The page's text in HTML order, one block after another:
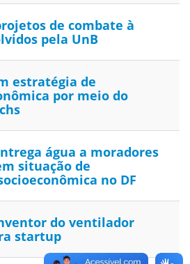
de combate à
pela UnB
estratégia de
por meio do
água a moradores
situação de
no DF
do ventilador
startup